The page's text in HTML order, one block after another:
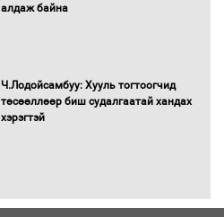
алдаж байна
Ч.Лодойсамбуу: Хууль тогтоогчид
төсөөллөөр биш судалгаатай хандах
хэрэгтэй